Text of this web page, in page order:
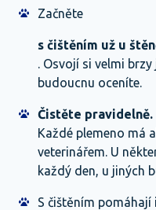
Začněte
s čištěním už u
. Osvojí si velmi
budoucnu oceníte.
Čistěte pravidelně.
Každé plemeno má
veterinářem. U
každý den, u jiných
S čištěním pomáhají i